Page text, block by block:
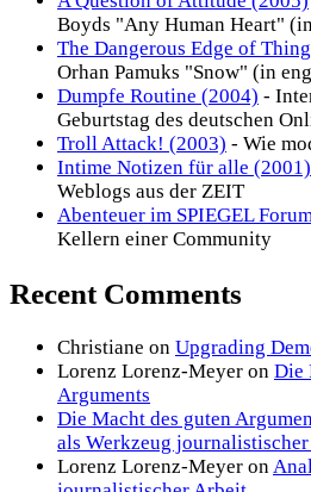
Boyds "Any Human Heart"
The Dangerous Edge of
Orhan Pamuks "Snow" (in
Dumpfe Routine (2004) -
Geburtstag des deutschen
Troll Attack! (2003) - Wie
Intime Notizen für alle (2001)
Weblogs aus der ZEIT
Abenteuer im SPIEGEL
Kellern einer Community
Recent Comments
Christiane on Upgrading
Lorenz Lorenz-Meyer on Die
Arguments
Die Macht des guten
als Werkzeug
Lorenz Lorenz-Meyer on